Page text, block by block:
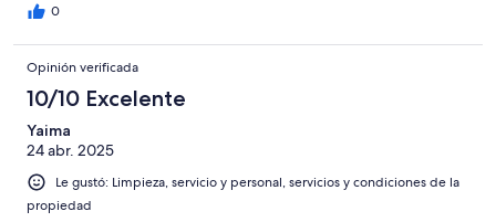
0
Opinión verificada
10/10 Excelente
Yaima
24 abr. 2025
Le gustó: Limpieza, servicio y personal, servicios y condiciones de la
propiedad